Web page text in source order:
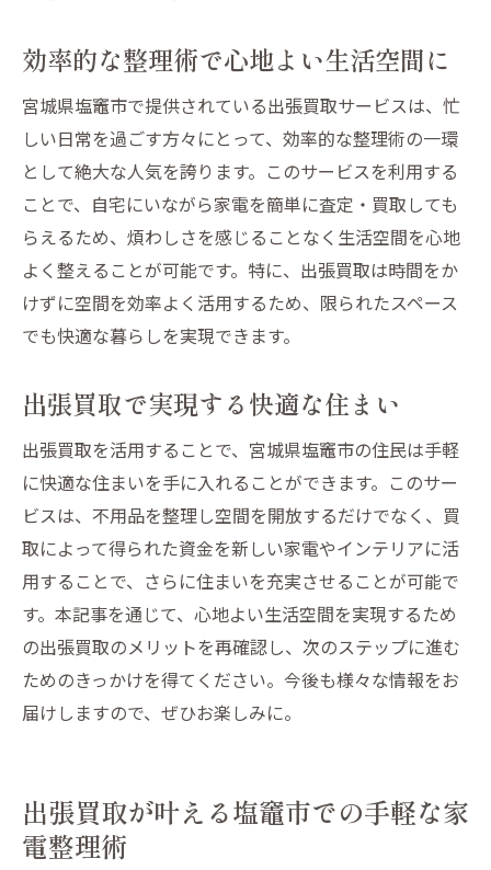
効率的な整理術で心地よい生活空間に
宮城県塩竈市で提供されている出張買取サービスは、忙
しい日常を過ごす方々にとって、効率的な整理術の一環
として絶大な人気を誇ります。このサービスを利用する
ことで、自宅にいながら家電を簡単に査定・買取しても
らえるため、煩わしさを感じることなく生活空間を心地
よく整えることが可能です。特に、出張買取は時間をか
けずに空間を効率よく活用するため、限られたスペース
でも快適な暮らしを実現できます。
出張買取で実現する快適な住まい
出張買取を活用することで、宮城県塩竈市の住民は手軽
に快適な住まいを手に入れることができます。このサー
ビスは、不用品を整理し空間を開放するだけでなく、買
取によって得られた資金を新しい家電やインテリアに活
用することで、さらに住まいを充実させることが可能で
す。本記事を通じて、心地よい生活空間を実現するため
の出張買取のメリットを再確認し、次のステップに進む
ためのきっかけを得てください。今後も様々な情報をお
届けしますので、ぜひお楽しみに。
出張買取が叶える塩竈市での手軽な家
電整理術